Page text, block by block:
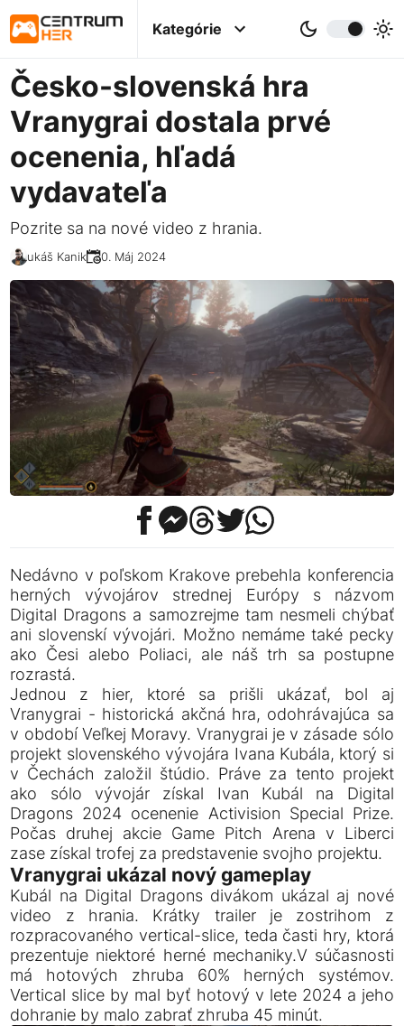
Kategórie
Česko-slovenská hra
Vranygrai dostala prvé
ocenenia, hľadá
vydavateľa
Pozrite sa na nové video z hrania.
Lukáš Kanik 30. Máj 2024
Nedávno v poľskom Krakove prebehla konferencia
herných vývojárov strednej Európy s názvom
Digital Dragons a samozrejme tam nesmeli chýbať
ani slovenskí vývojári. Možno nemáme také pecky
ako Česi alebo Poliaci, ale náš trh sa postupne
rozrastá.
Jednou z hier, ktoré sa prišli ukázať, bol aj
Vranygrai - historická akčná hra, odohrávajúca sa
v období Veľkej Moravy. Vranygrai je v zásade sólo
projekt slovenského vývojára Ivana Kubála, ktorý si
v Čechách založil štúdio. Práve za tento projekt
ako sólo vývojár získal Ivan Kubál na Digital
Dragons 2024 ocenenie Activision Special Prize.
Počas druhej akcie Game Pitch Arena v Liberci
zase získal trofej za predstavenie svojho projektu.
Vranygrai ukázal nový gameplay
Kubál na Digital Dragons divákom ukázal aj nové
video z hrania. Krátky trailer je zostrihom z
rozpracovaného vertical-slice, teda časti hry, ktorá
prezentuje niektoré herné mechaniky.V súčasnosti
má hotových zhruba 60% herných systémov.
Vertical slice by mal byť hotový v lete 2024 a jeho
dohranie by malo zabrať zhruba 45 minút.